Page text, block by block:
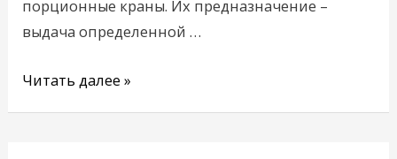
порционные краны. Их предназначение –
выдача определенной …
коммуналку
Читать далее »